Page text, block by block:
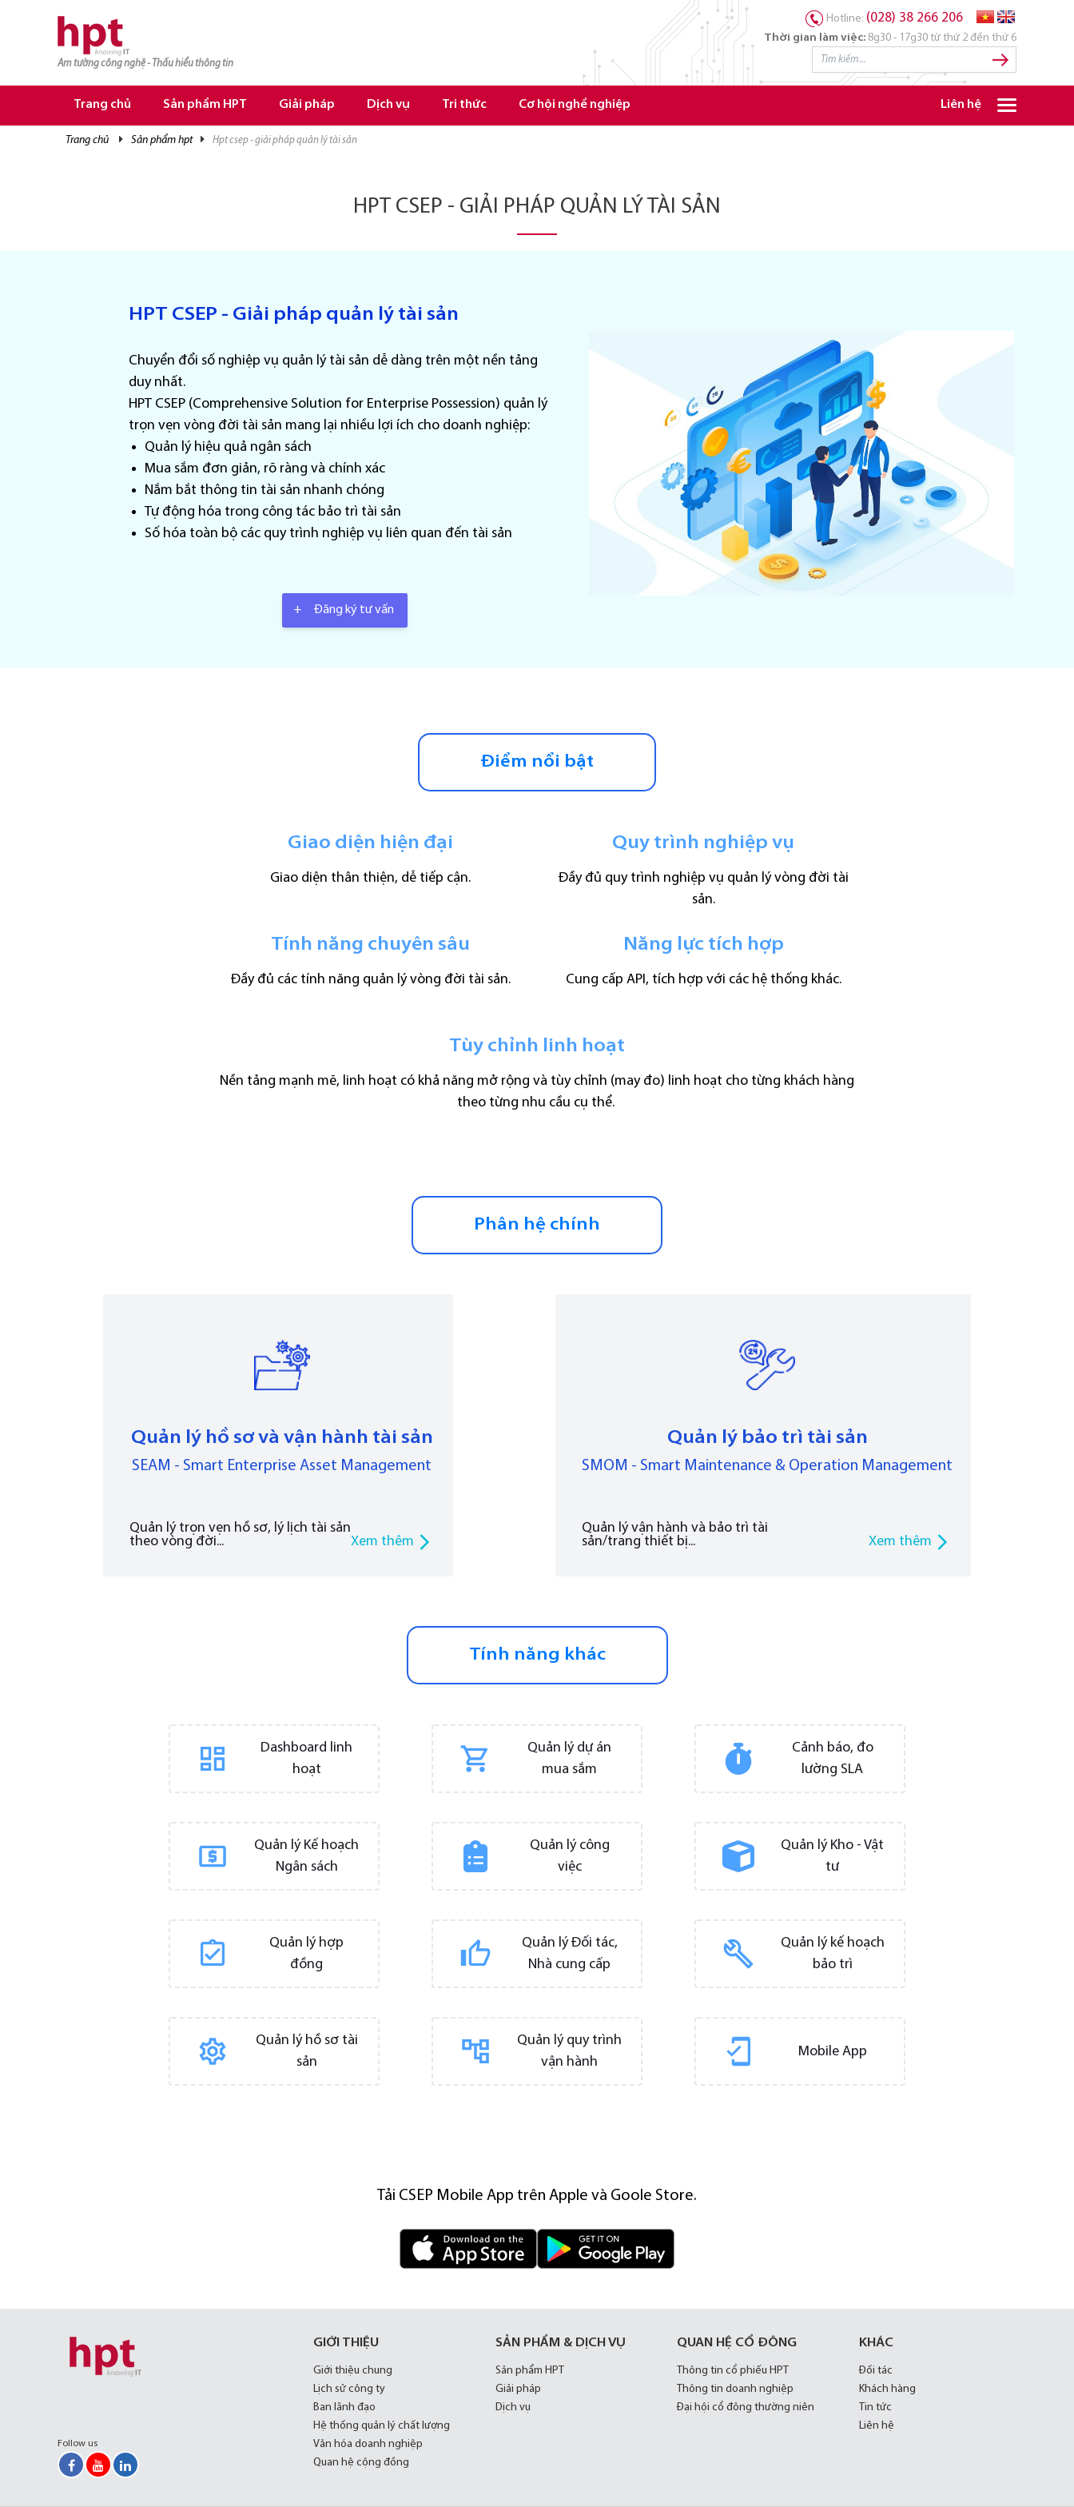
Am tường công nghệ - Thấu hiểu thông tin
Hotline: (028) 38 266 206
Thời gian làm việc: 8g30 - 17g30 từ thứ 2 đến thứ 6
Trang chủ Sản phẩm HPT Giải pháp Dịch vụ Tri thức Cơ hội nghề nghiệp Liên hệ
trang chủ sản phẩm hpt hpt csep - giải pháp quản lý tài sản
HPT CSEP - GIẢI PHÁP QUẢN LÝ TÀI SẢN
HPT CSEP - Giải pháp quản lý tài sản
Chuyển đổi số nghiệp vụ quản lý tài sản dễ dàng trên một nền tảng
duy nhất.
HPT CSEP (Comprehensive Solution for Enterprise Possession) quản lý
trọn vẹn vòng đời tài sản mang lại nhiều lợi ích cho doanh nghiệp:
Quản lý hiệu quả ngân sách
Mua sắm đơn giản, rõ ràng và chính xác
Nắm bắt thông tin tài sản nhanh chóng
Tự động hóa trong công tác bảo trì tài sản
Số hóa toàn bộ các quy trình nghiệp vụ liên quan đến tài sản
+ Đăng ký tư vấn
Điểm nổi bật
Giao diện hiện đại
Giao diện thân thiện, dễ tiếp cận.
Quy trình nghiệp vụ
Đầy đủ quy trình nghiệp vụ quản lý vòng đời tài
sản.
Tính năng chuyên sâu
Đầy đủ các tính năng quản lý vòng đời tài sản.
Năng lực tích hợp
Cung cấp API, tích hợp với các hệ thống khác.
Tùy chỉnh linh hoạt
Nền tảng mạnh mẽ, linh hoạt có khả năng mở rộng và tùy chỉnh (may đo) linh hoạt cho từng khách hàng
theo từng nhu cầu cụ thể.
Phân hệ chính
Quản lý hồ sơ và vận hành tài sản
SEAM - Smart Enterprise Asset Management
Quản lý trọn vẹn hồ sơ, lý lịch tài sản
theo vòng đời...
Xem thêm
Quản lý bảo trì tài sản
SMOM - Smart Maintenance & Operation Management
Quản lý vận hành và bảo trì tài
sản/trang thiết bị...
Xem thêm
Tính năng khác
Dashboard linh
hoạt
Quản lý Kế hoạch
Ngân sách
Quản lý hợp
đồng
Quản lý hồ sơ tài
sản
Quản lý dự án
mua sắm
Quản lý công
việc
Quản lý Đối tác,
Nhà cung cấp
Quản lý quy trình
vận hành
Cảnh báo, đo
lường SLA
Quản lý Kho - Vật
tư
Quản lý kế hoạch
bảo trì
Mobile App
Tải CSEP Mobile App trên Apple và Goole Store.
Follow us
GIỚI THIỆU
Giới thiệu chung
Lịch sử công ty
Ban lãnh đạo
Hệ thống quản lý chất lượng
Văn hóa doanh nghiệp
Quan hệ cộng đồng
SẢN PHẨM & DỊCH VỤ
Sản phẩm HPT
Giải pháp
Dịch vụ
QUAN HỆ CỔ ĐÔNG
Thông tin cổ phiếu HPT
Thông tin doanh nghiệp
Đại hội cổ đông thường niên
KHÁC
Đối tác
Khách hàng
Tin tức
Liên hệ
TRANG CHỦ
TRANG CHỦ